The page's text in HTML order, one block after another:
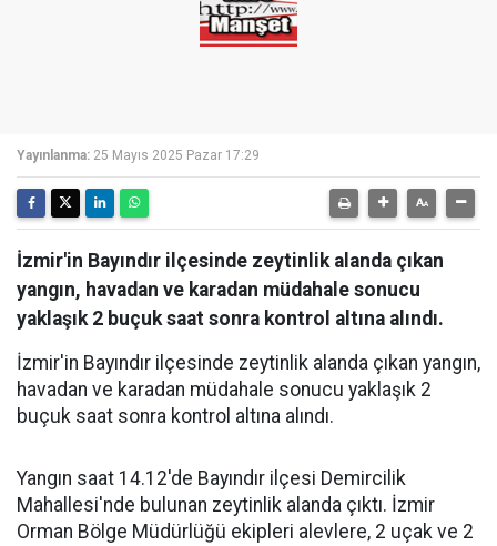
Yayınlanma: 25 Mayıs 2025 Pazar 17:29
İzmir'in Bayındır ilçesinde zeytinlik alanda çıkan
yangın, havadan ve karadan müdahale sonucu
yaklaşık 2 buçuk saat sonra kontrol altına alındı.
İzmir'in Bayındır ilçesinde zeytinlik alanda çıkan yangın,
havadan ve karadan müdahale sonucu yaklaşık 2
buçuk saat sonra kontrol altına alındı.
Yangın saat 14.12'de Bayındır ilçesi Demircilik
Mahallesi'nde bulunan zeytinlik alanda çıktı. İzmir
Orman Bölge Müdürlüğü ekipleri alevlere, 2 uçak ve 2